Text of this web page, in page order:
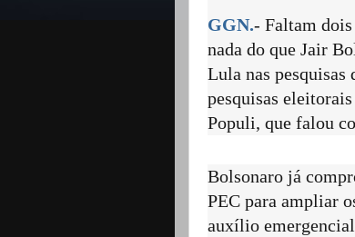
GGN.- Faltam
nada do que Jair
Lula nas pesquisas
pesquisas
Populi, que falou
Bolsonaro já
PEC para ampliar
auxílio